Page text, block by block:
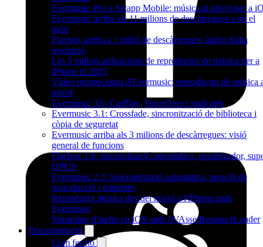
Evermusic Pro a Setapp Mobile: música al núvol per a
Evermusic arriba als 11 milions de descàrregues a tot el
món
Flacbox arriba a 1 milió de descàrregues: àudio d'alta
resolució
Les 5 millors aplicacions de reproductor de música per a
iPhone el 2025
Vídeo promocional d'Evermusic: reproductor de música
núvol
Evermusic 3.6: CarPlay, VoiceOver i molt més
Evermusic 3.1: Crossfade, sincronització de biblioteca i
còpia de seguretat
Evermusic arriba als 3 milions de descàrregues: visió
general de funcions
Flacbox 1.6: sincronització automàtica, equalitzador,
OPUS
Evermusic 2.3: Sincronització automàtica, posició de
reproducció i etiquetes
Reprodueix música des del núvol a l'iPhone amb
Evermusic
Streaming d'àudio en iOS amb AVAssetResourceLoader
Documentació
Com fer-ho